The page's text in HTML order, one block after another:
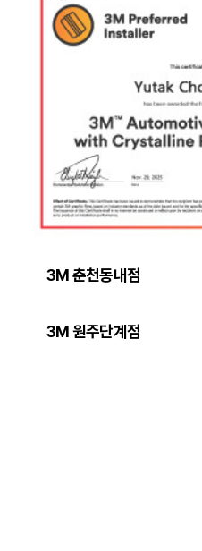
3M 춘천동내점
3M 원주단계점